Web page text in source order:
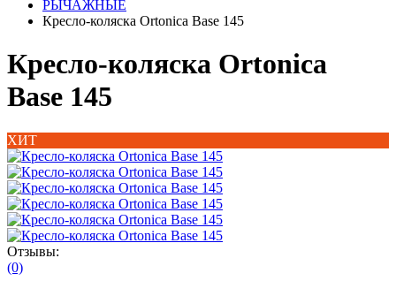
РЫЧАЖНЫЕ
Кресло-коляска Ortonica Base 145
Кресло-коляска Ortonica
Base 145
ХИТ
Отзывы:
(0)